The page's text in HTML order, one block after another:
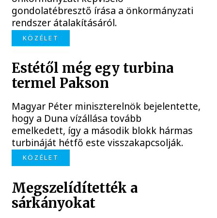
gondolatébresztő írása a önkormányzati
rendszer átalakításáról.
KÖZÉLET
Estétől még egy turbina
termel Pakson
Magyar Péter miniszterelnök bejelentette,
hogy a Duna vízállása tovább
emelkedett, így a második blokk hármas
turbináját hétfő este visszakapcsolják.
KÖZÉLET
Megszelídítették a
sárkányokat